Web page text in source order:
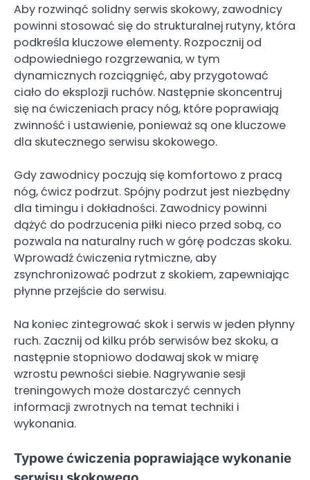
Aby rozwinąć solidny serwis skokowy, zawodnicy
powinni stosować się do strukturalnej rutyny, która
podkreśla kluczowe elementy. Rozpocznij od
odpowiedniego rozgrzewania, w tym
dynamicznych rozciągnięć, aby przygotować
ciało do eksplozji ruchów. Następnie skoncentruj
się na ćwiczeniach pracy nóg, które poprawiają
zwinność i ustawienie, ponieważ są one kluczowe
dla skutecznego serwisu skokowego.
Gdy zawodnicy poczują się komfortowo z pracą
nóg, ćwicz podrzut. Spójny podrzut jest niezbędny
dla timingu i dokładności. Zawodnicy powinni
dążyć do podrzucenia piłki nieco przed sobą, co
pozwala na naturalny ruch w górę podczas skoku.
Wprowadź ćwiczenia rytmiczne, aby
zsynchronizować podrzut z skokiem, zapewniając
płynne przejście do serwisu.
Na koniec zintegrować skok i serwis w jeden płynny
ruch. Zacznij od kilku prób serwisów bez skoku, a
następnie stopniowo dodawaj skok w miarę
wzrostu pewności siebie. Nagrywanie sesji
treningowych może dostarczyć cennych
informacji zwrotnych na temat techniki i
wykonania.
Typowe ćwiczenia poprawiające wykonanie